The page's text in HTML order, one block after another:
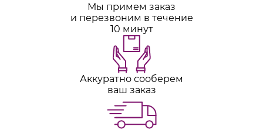
Мы примем заказ
и перезвоним в течение
10 минут
Аккуратно сооберем
ваш заказ